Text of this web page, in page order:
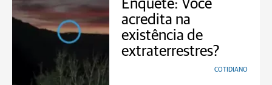
Enquete: Você
acredita na
existência de
extraterrestres?
COTIDIANO